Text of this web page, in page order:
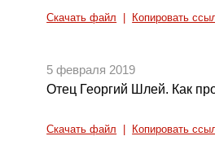
Скачать файл Копировать
5 февраля 2019
Отец Георгий Шлей. Как
Скачать файл Копировать